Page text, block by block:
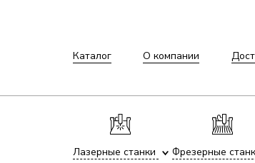
Каталог О компании
Лазерные станки Фрезерные